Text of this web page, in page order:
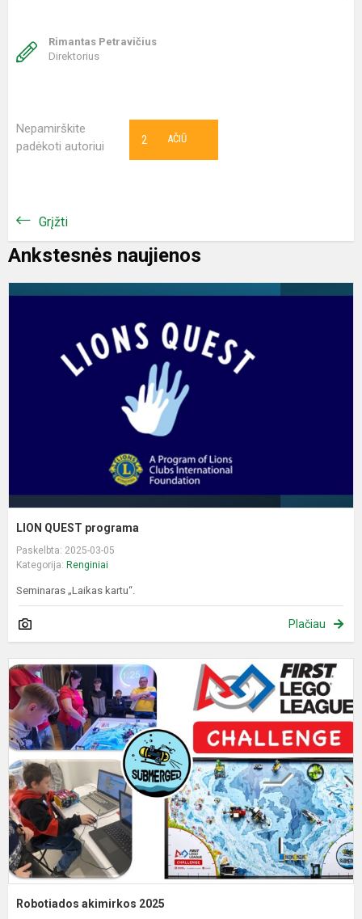
Rimantas Petravičius
Direktorius
Nepamirškite
padėkoti autoriui
AČIŪ
2
Grįžti
Ankstesnės naujienos
LION QUEST programa
Paskelbta: 2025-03-05
Kategorija: Renginiai
Seminaras „Laikas kartu“.
Plačiau
Robotiados akimirkos 2025